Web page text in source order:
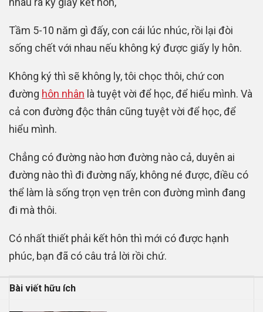
Tầm 5-10 năm gì đấy, con cái lúc nhúc, rồi lại đòi
sống chết với nhau nếu không ký được giấy ly hôn.
Không ký thì sẽ không ly, tôi chọc thôi, chứ con
đường hôn nhân là tuyệt vời để học, để hiểu mình. Và
cả con đường độc thân cũng tuyệt vời để học, để
hiểu mình.
Chẳng có đường nào hơn đường nào cả, duyên ai
đường nào thì đi đường nấy, không né được, điều có
thể làm là sống trọn vẹn trên con đường mình đang
đi mà thôi.
Có nhất thiết phải kết hôn thì mới có được hạnh
phúc, bạn đã có câu trả lời rồi chứ.
Bài viết hữu ích